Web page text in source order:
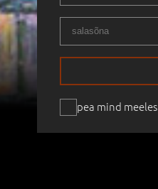
pea mind meeles